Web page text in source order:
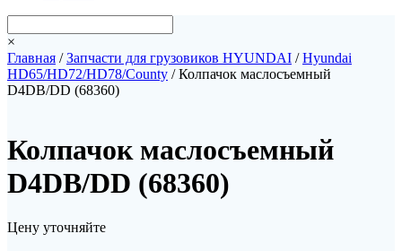
×
Главная /Запчасти для грузовиков HYUNDAI /Hyundai
HD65/HD72/HD78/County / Колпачок маслосъемный
D4DB/DD (68360)
Колпачок маслосъемный
D4DB/DD (68360)
Цену уточняйте